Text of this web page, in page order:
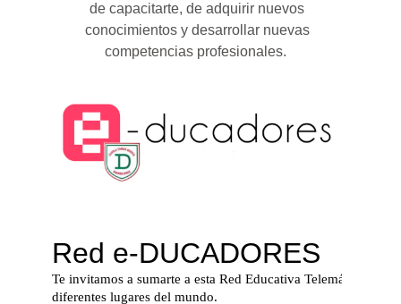
de capacitarte, de adquirir nuevos
conocimientos y desarrollar nuevas
competencias profesionales.